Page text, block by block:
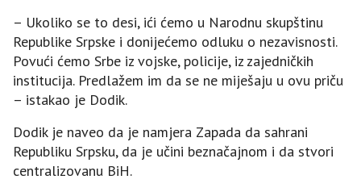
– Ukoliko se to desi, ići ćemo u Narodnu skupštinu
Republike Srpske i donijećemo odluku o nezavisnosti.
Povući ćemo Srbe iz vojske, policije, iz zajedničkih
institucija. Predlažem im da se ne miješaju u ovu priču
– istakao je Dodik.
Dodik je naveo da je namjera Zapada da sahrani
Republiku Srpsku, da je učini beznačajnom i da stvori
centralizovanu BiH.